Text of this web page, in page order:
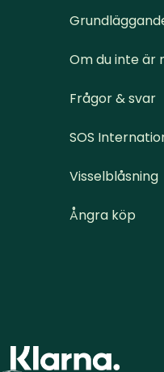
Om du inte är
Frågor & svar
SOS
Visselblåsning
Ångra köp